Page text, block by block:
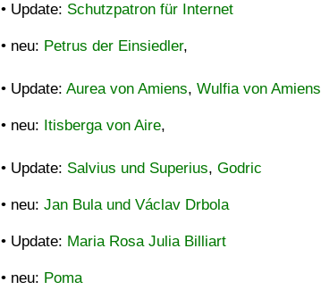
• Update: Schutzpatron für Internet
• neu: Petrus der Einsiedler,
• Update: Aurea von Amiens, Wulfia von Amiens
• neu: Itisberga von Aire,
• Update: Salvius und Superius, Godric
• neu: Jan Bula und Václav Drbola
• Update: Maria Rosa Julia Billiart
• neu: Poma